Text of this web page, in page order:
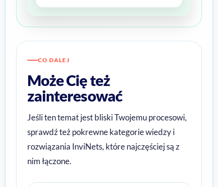
CO DALEJ
Może Cię też
zainteresować
Jeśli ten temat jest bliski Twojemu procesowi,
sprawdź też pokrewne kategorie wiedzy i
rozwiązania InviNets, które najczęściej są z
nim łączone.